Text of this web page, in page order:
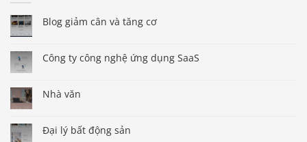
Blog giảm cân và tăng cơ
Công ty công nghệ ứng dụng SaaS
Nhà văn
Đại lý bất động sản